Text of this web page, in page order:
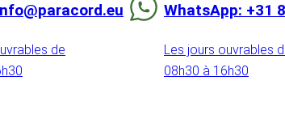
de
WhatsApp: +31
Les jours ouvrables
08h30 à 16h30